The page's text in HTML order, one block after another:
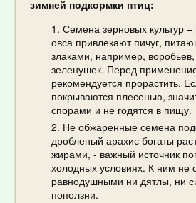
зимней подкормки птиц:
Семена зерновых культур
овса привлекают пичуг,
злаками, например,
зеленушек. Перед
рекомендуется прорастить.
покрываются плесенью,
спорами и не годятся в пищу.
Не обжаренные семена
дробленый арахис богаты
жирами, - важный источник
холодных условиях. К ним не
равнодушными ни дятлы, ни
поползни.